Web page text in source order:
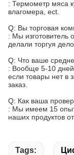
: Термометр мяса
влагомера, ect.
Q: Вы торговая
: Мы изготовитель
делали торгуя
Q: Что ваше
: Вообще 5-10 дней
если товары нет в
заказ.
Q: Как ваша
: Мы имеем 15
наших продуктов
Tags: